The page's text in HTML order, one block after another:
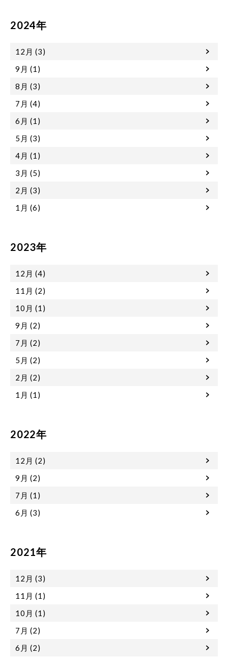
2024年
12月 (3)
9月 (1)
8月 (3)
7月 (4)
6月 (1)
5月 (3)
4月 (1)
3月 (5)
2月 (3)
1月 (6)
2023年
12月 (4)
11月 (2)
10月 (1)
9月 (2)
7月 (2)
5月 (2)
2月 (2)
1月 (1)
2022年
12月 (2)
9月 (2)
7月 (1)
6月 (3)
2021年
12月 (3)
11月 (1)
10月 (1)
7月 (2)
6月 (2)